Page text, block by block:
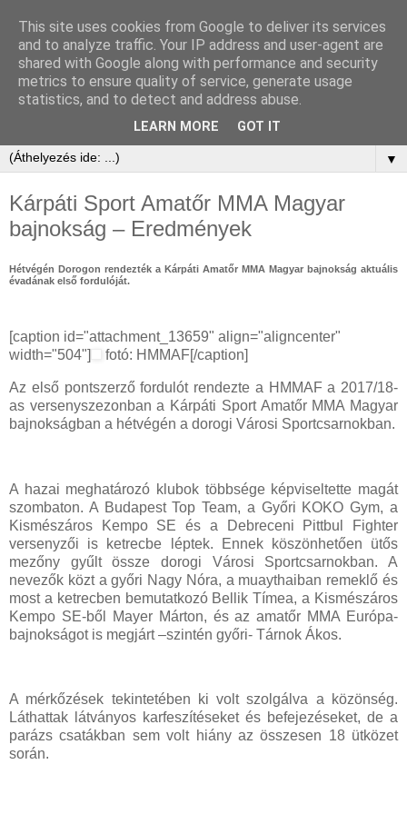
▼
Kárpáti Sport Amatőr MMA Magyar
bajnokság – Eredmények
Hétvégén Dorogon rendezték a Kárpáti Amatőr MMA Magyar bajnokság aktuális
évadának első fordulóját.
[caption id="attachment_13659" align="aligncenter"
width="504"]
fotó: HMMAF[/caption]
Az első pontszerző fordulót rendezte a HMMAF a 2017/18-
as versenyszezonban a Kárpáti Sport Amatőr MMA Magyar
bajnokságban a hétvégén a dorogi Városi Sportcsarnokban.
A hazai meghatározó klubok többsége képviseltette magát
szombaton. A Budapest Top Team, a Győri KOKO Gym, a
Kismészáros Kempo SE és a Debreceni Pittbul Fighter
versenyzői is ketrecbe léptek. Ennek köszönhetően ütős
mezőny gyűlt össze dorogi Városi Sportcsarnokban. A
nevezők közt a győri Nagy Nóra, a muaythaiban remeklő és
most a ketrecben bemutatkozó Bellik Tímea, a Kismészáros
Kempo SE-ből Mayer Márton, és az amatőr MMA Európa-
bajnokságot is megjárt –szintén győri- Tárnok Ákos.
A mérkőzések tekintetében ki volt szolgálva a közönség.
Láthattak látványos karfeszítéseket és befejezéseket, de a
parázs csatákban sem volt hiány az összesen 18 ütközet
során.
This site uses cookies from Google to deliver its services
and to analyze traffic. Your IP address and user-agent are
shared with Google along with performance and security
metrics to ensure quality of service, generate usage
statistics, and to detect and address abuse.
LEARN MORE GOT IT